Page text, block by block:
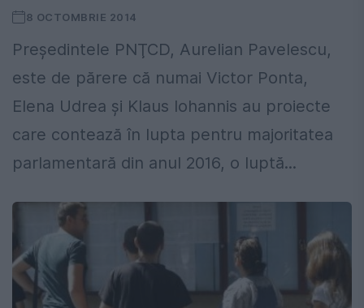
8 OCTOMBRIE 2014
Preşedintele PNŢCD, Aurelian Pavelescu,
este de părere că numai Victor Ponta,
Elena Udrea şi Klaus Iohannis au proiecte
care contează în lupta pentru majoritatea
parlamentară din anul 2016, o luptă...